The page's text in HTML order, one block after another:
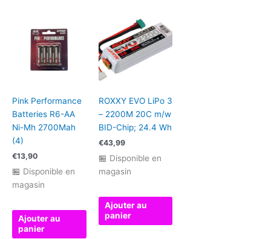
Pink Performance
Batteries R6-AA
Ni-Mh 2700Mah
(4)
€13,90
🏪 Disponible en
magasin
Ajouter au
panier
ROXXY EVO LiPo 3
– 2200M 20C m/w
BID-Chip; 24.4 Wh
€43,99
🏪 Disponible en
magasin
Ajouter au
panier